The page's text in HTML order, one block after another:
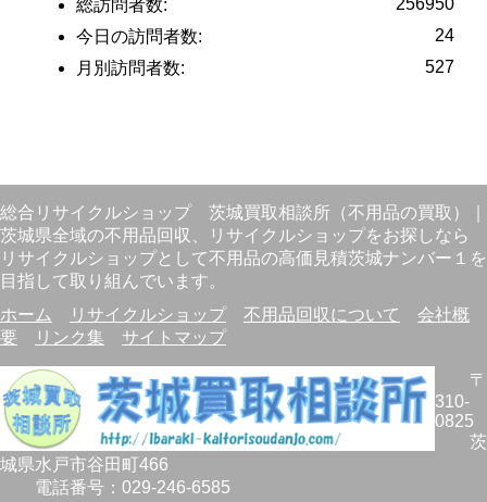
256950
総訪問者数:
24
今日の訪問者数:
527
月別訪問者数:
総合リサイクルショップ 茨城買取相談所（不用品の買取）
茨城県全域の不用品回収、リサイクルショップをお探しなら
リサイクルショップとして不用品の高価見積茨城ナンバー１を
目指して取り組んでいます。
ホーム
リサイクルショップ 不用品回収について
会社概
要
リンク集 サイトマップ
〒
310-
0825
茨
城県水戸市谷田町466
電話番号： 029-246-6585